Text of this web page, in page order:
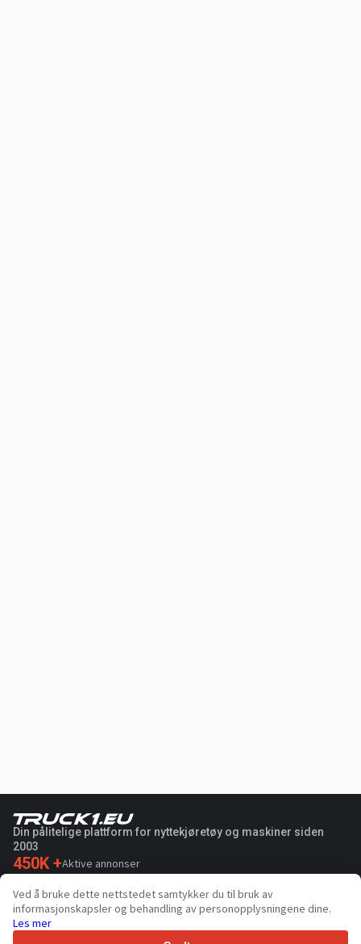
Din pålitelige plattform for nyttekjøretøy og maskiner siden
2003
450K +Aktive annonser
36 Støttede språk
4.7/5
Ved å bruke dette nettstedet samtykker du til bruk av
informasjonskapsler og behandling av personopplysningene dine.
Les mer